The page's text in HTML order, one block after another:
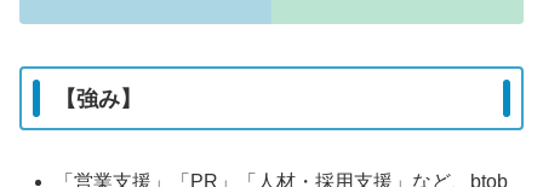
【強み】
「営業支援」「PR」「人材・採用支援」など、btob